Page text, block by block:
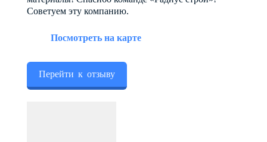
Советуем эту компанию.
Посмотреть на карте
Перейти к отзыву